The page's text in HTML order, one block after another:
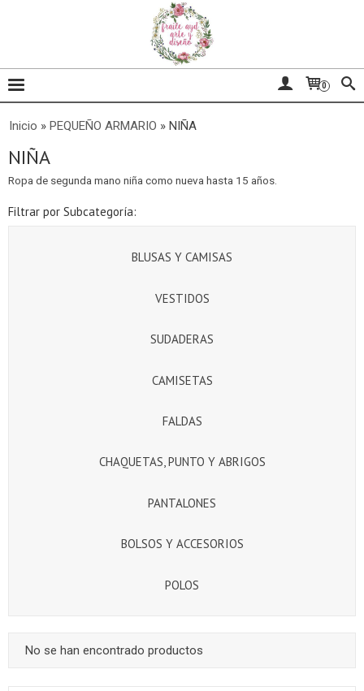
0
Inicio » PEQUEÑO ARMARIO » NIÑA
NIÑA
Ropa de segunda mano niña como nueva hasta 15 años.
Filtrar por Subcategoría:
BLUSAS Y CAMISAS
VESTIDOS
SUDADERAS
CAMISETAS
FALDAS
CHAQUETAS, PUNTO Y ABRIGOS
PANTALONES
BOLSOS Y ACCESORIOS
POLOS
No se han encontrado productos